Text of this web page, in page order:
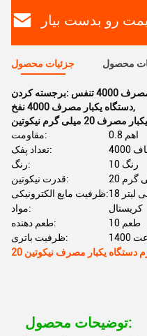
رو بدست بیار
جزئیات محصول محصول
برجسته کردن: تنفس
دستگاه یکبار مصرف 4000 نفخ,
20 میلی گرم نیکوتین
مقاومت:
0.8 اهم
تعداد پفک:
رنگ:
10 رنگ
قدرت نیکوتین:
گرم
ظرفیت مایع الکترونیکی:
لیتر
مواد:
کریستال
طعم دهنده:
10 طعم
ظرفیت باتری:
دستگاه یکبار مصرف نیکوتین
توضیحات محصول: